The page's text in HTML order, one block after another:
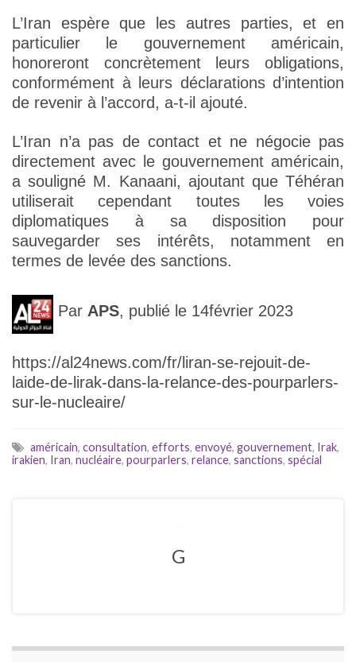
L’Iran espère que les autres parties, et en
particulier le gouvernement américain,
honoreront concrètement leurs obligations,
conformément à leurs déclarations d’intention
de revenir à l’accord, a-t-il ajouté.
L’Iran n’a pas de contact et ne négocie pas
directement avec le gouvernement américain,
a souligné M. Kanaani, ajoutant que Téhéran
utiliserait cependant toutes les voies
diplomatiques à sa disposition pour
sauvegarder ses intérêts, notamment en
termes de levée des sanctions.
Par APS, publié le 14février 2023
https://al24news.com/fr/liran-se-rejouit-de-
laide-de-lirak-dans-la-relance-des-pourparlers-
sur-le-nucleaire/
américain, consultation, efforts, envoyé, gouvernement, Irak,
irakien, Iran, nucléaire, pourparlers, relance, sanctions, spécial
G